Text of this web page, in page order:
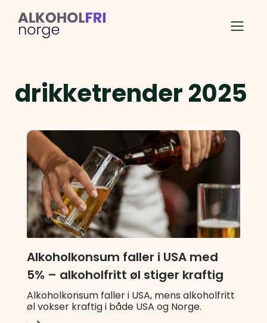
drikketrender 2025
Alkoholkonsum faller i USA med
5% – alkoholfritt øl stiger kraftig
Alkoholkonsum faller i USA, mens alkoholfritt
øl vokser kraftig i både USA og Norge.